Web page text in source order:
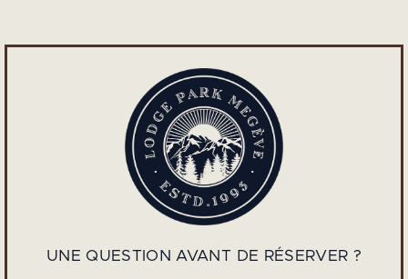
UNE QUESTION AVANT DE RÉSERVER ?